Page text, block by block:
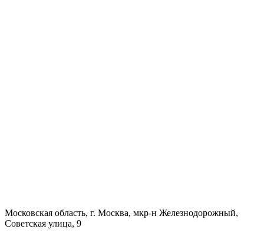
Московская область, г. Москва, мкр-н Железнодорожный,
Советская улица, 9